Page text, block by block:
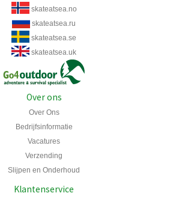
skateatsea.no
skateatsea.ru
skateatsea.se
skateatsea.uk
Over ons
Over Ons
Bedrijfsinformatie
Vacatures
Verzending
Slijpen en Onderhoud
Klantenservice